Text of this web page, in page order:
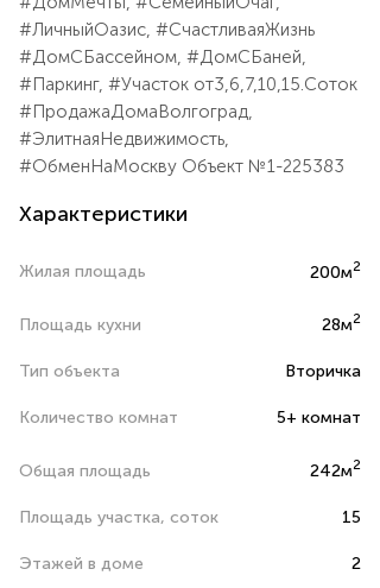
#ЛичныйОазис, #СчастливаяЖизнь
#ДомСБассейном, #ДомСБаней,
#Паркинг, #Участок от3,6,7,10,15.Соток
#ПродажаДомаВолгоград,
#ЭлитнаяНедвижимость,
#ОбменНаМоскву Объект №1-225383
Характеристики
Жилая площадь 200м2
Площадь кухни 28м2
Тип объекта Вторичка
Количество комнат 5+ комнат
Общая площадь 242м2
Площадь участка, соток 15
Этажей в доме 2